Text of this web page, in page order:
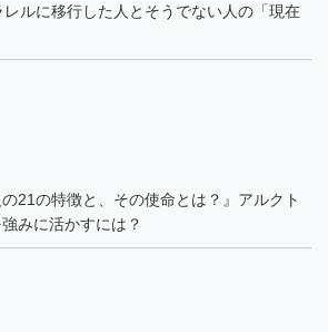
ルに移行した人とそうでない人の「現在
の21の特徴と、その使命とは？』アルクト
みに活かすには？